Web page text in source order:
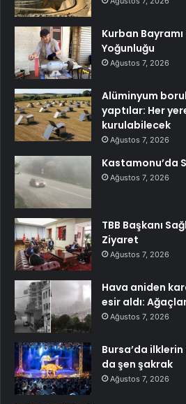
Kurban
Yoğunluğu
Ağustos 7, 2026
Alüminyum
yaptılar: Her
kurulabilecek
Ağustos 7, 2026
Kastamonu’da
Ağustos 7, 2026
TBB Başkanı
Ziyaret
Ağustos 7, 2026
Hava aniden
esir aldı:
Ağustos 7, 2026
Bursa’da
da şen şakrak
Ağustos 7, 2026